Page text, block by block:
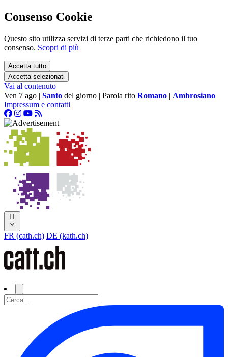
Consenso Cookie
Questo sito utilizza servizi di terze parti che richiedono il tuo
consenso. Scopri di più
Accetta tutto
Accetta selezionati
Vai al contenuto
Ven 7 ago | Santo del giorno | Parola rito Romano | Ambrosiano
Impressum e contatti |
IT
FR (cath.ch) DE (kath.ch)